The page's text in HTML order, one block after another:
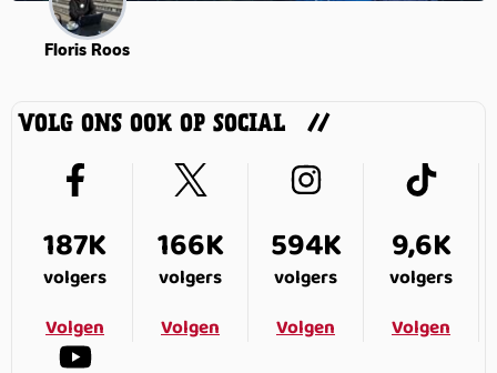
Floris Roos
VOLG ONS OOK OP SOCIAL
187K
volgers
Volgen
166K
volgers
Volgen
594K
volgers
Volgen
9,6K
volgers
Volgen